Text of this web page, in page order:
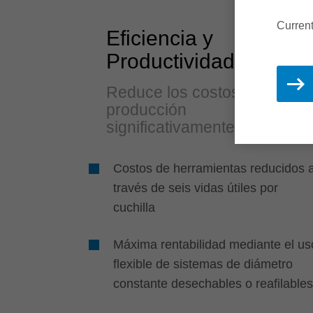
Eficiencia y
Productividad
Reduce los costos de
producción
significativamente
Costos de herramientas reducidos
través de seis vidas útiles por
cuchilla
Máxima rentabilidad mediante el
flexible de sistemas de diámetro
constante desechables o reafilables